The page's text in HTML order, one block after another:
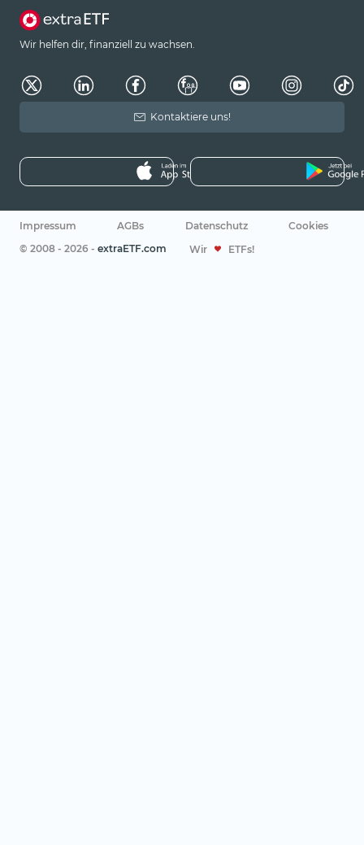
Wir helfen dir, finanziell zu wachsen.
Kontaktiere uns!
Impressum AGBs Datenschutz
Cookies
© 2008 - 2026 - extraETF.com Wir ETFs!